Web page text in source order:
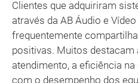
Clientes que adquiriram
através da AB Áudio e
frequentemente
positivas. Muitos destacam
atendimento, a eficiência
com o desempenho dos